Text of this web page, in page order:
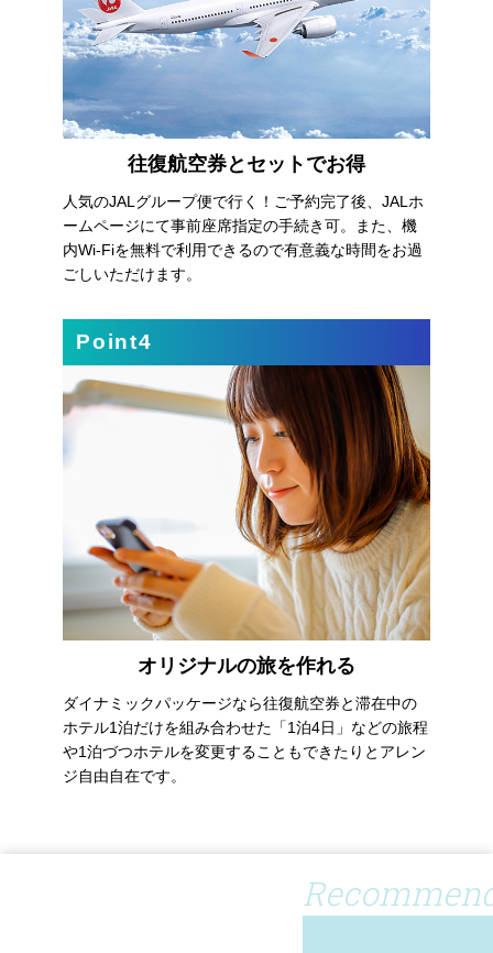
往復航空券とセットでお得
人気のJALグループ便で行く！ご予約完了後、JALホ
ームページにて事前座席指定の手続き可。また、機
内Wi-Fiを無料で利用できるので有意義な時間をお過
ごしいただけます。
Point4
オリジナルの旅を作れる
ダイナミックパッケージなら往復航空券と滞在中の
ホテル1泊だけを組み合わせた「1泊4日」などの旅程
や1泊づつホテルを変更することもできたりとアレン
ジ自由自在です。